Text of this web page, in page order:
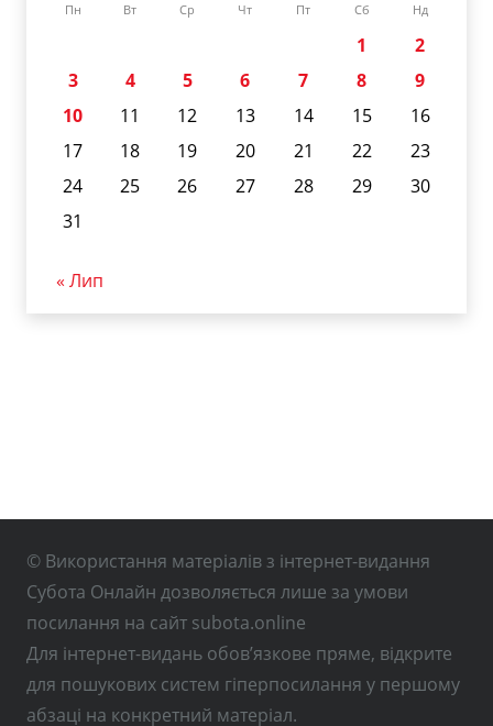
Пн Вт Ср Чт Пт Сб Нд
1
2
3
4 5 6 7 8
9
10
11 12 13 14 15
16
17
18 19 20 21 22
23
24
25 26 27 28 29
30
31
« Лип
© Використання матеріалів з інтернет-видання
Субота Онлайн дозволяється лише за умови
посилання на сайт subota.online
Для інтернет-видань обов’язкове пряме, відкрите
для пошукових систем гіперпосилання у першому
абзаці на конкретний матеріал.